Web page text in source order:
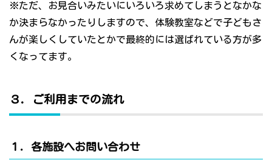
※ただ、お見合いみたいにいろいろ求めてしまうとなかな
か決まらなかったりしますので、体験教室などで子どもさ
んが楽しくしていたとかで最終的には選ばれている方が多
くなってます。
３．ご利用までの流れ
１．各施設へお問い合わせ